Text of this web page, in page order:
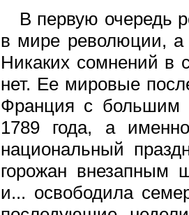
В первую очередь
в мире революции, а
Никаких сомнений в
нет. Ее мировые
Франция с большим
1789 года, а
национальный
горожан внезапным
и... освободила